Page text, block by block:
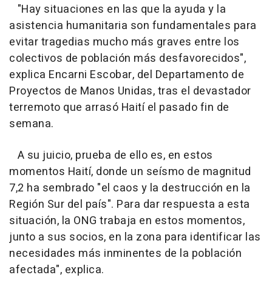
"Hay situaciones en las que la ayuda y la
asistencia humanitaria son fundamentales para
evitar tragedias mucho más graves entre los
colectivos de población más desfavorecidos",
explica Encarni Escobar, del Departamento de
Proyectos de Manos Unidas, tras el devastador
terremoto que arrasó Haití el pasado fin de
semana.
A su juicio, prueba de ello es, en estos
momentos Haití, donde un seísmo de magnitud
7,2 ha sembrado "el caos y la destrucción en la
Región Sur del país". Para dar respuesta a esta
situación, la ONG trabaja en estos momentos,
junto a sus socios, en la zona para identificar las
necesidades más inminentes de la población
afectada", explica.